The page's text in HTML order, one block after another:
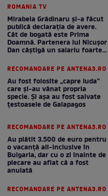
ROMANIA TV
Mirabela Grădinaru și-a făcut
publică declarația de avere.
Cât de bogată este Prima
Doamnă. Partenera lui Nicușor
Dan câștigă un salariu foarte
RECOMANDARE PE ANTENA3.RO
Au fost folosite „capre Iuda”
care și-au vânat propria
specie. Și așa au fost salvate
țestoasele de Galapagos
RECOMANDARE PE ANTENA3.RO
Au plătit 3.500 de euro pentru
o vacanță all-inclusive în
Bulgaria, dar cu o zi înainte de
plecare au aflat că a fost
anulată
RECOMANDARE PE ANTENA3.RO